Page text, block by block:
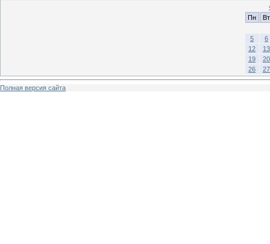
Пн
Вт
5
6
12
13
19
20
26
27
Полная версия сайта